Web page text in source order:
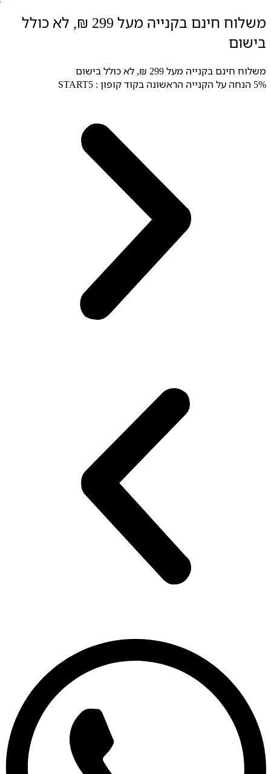
דלג
לתוכן
משלוח חינם בקנייה מעל 299 ₪, לא כולל
בישום
משלוח חינם בקנייה מעל 299 ₪, לא כולל בישום
5% הנחה על הקנייה הראשונה בקוד קופון : START5